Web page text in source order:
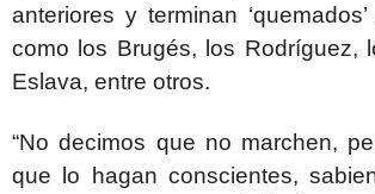
anteriores y terminan
como los Brugés, los Rodríguez,
Eslava, entre otros.
“No decimos que no marchen,
que lo hagan conscientes,